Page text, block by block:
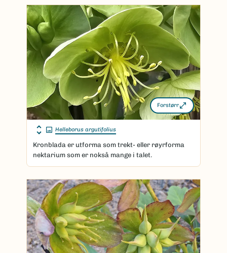
Forstørr
Helleborus argutifolius
Kronblada er utforma som trekt- eller røyrforma
nektarium som er nokså mange i talet.